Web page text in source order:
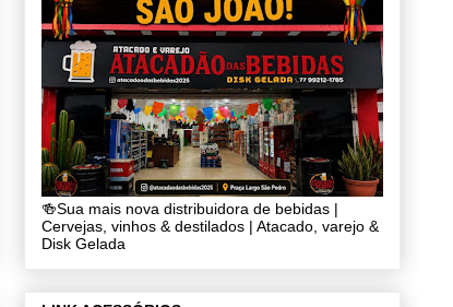
🍻Sua mais nova distribuidora de bebidas |
Cervejas, vinhos & destilados | Atacado, varejo &
Disk Gelada